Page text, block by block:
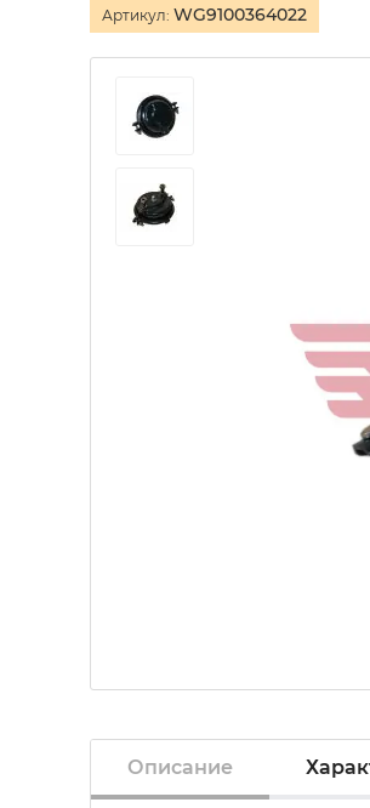
Артикул: WG9100364022
Описание